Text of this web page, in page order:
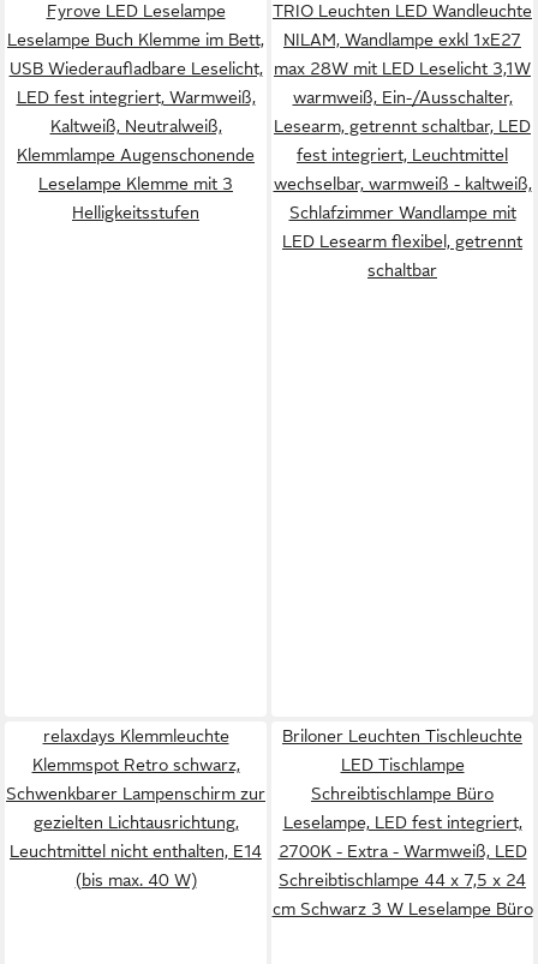
Fyrove LED Leselampe
Leselampe Buch Klemme im Bett,
USB Wiederaufladbare Leselicht,
LED fest integriert, Warmweiß,
Kaltweiß, Neutralweiß,
Klemmlampe Augenschonende
Leselampe Klemme mit 3
Helligkeitsstufen
TRIO Leuchten LED Wandleuchte
NILAM, Wandlampe exkl 1xE27
max 28W mit LED Leselicht 3,1W
warmweiß, Ein-/Ausschalter,
Lesearm, getrennt schaltbar, LED
fest integriert, Leuchtmittel
wechselbar, warmweiß - kaltweiß,
Schlafzimmer Wandlampe mit
LED Lesearm flexibel, getrennt
schaltbar
relaxdays Klemmleuchte
Klemmspot Retro schwarz,
Schwenkbarer Lampenschirm zur
gezielten Lichtausrichtung,
Leuchtmittel nicht enthalten, E14
(bis max. 40 W)
Briloner Leuchten Tischleuchte
LED Tischlampe
Schreibtischlampe Büro
Leselampe, LED fest integriert,
2700K - Extra - Warmweiß, LED
Schreibtischlampe 44 x 7,5 x 24
cm Schwarz 3 W Leselampe Büro